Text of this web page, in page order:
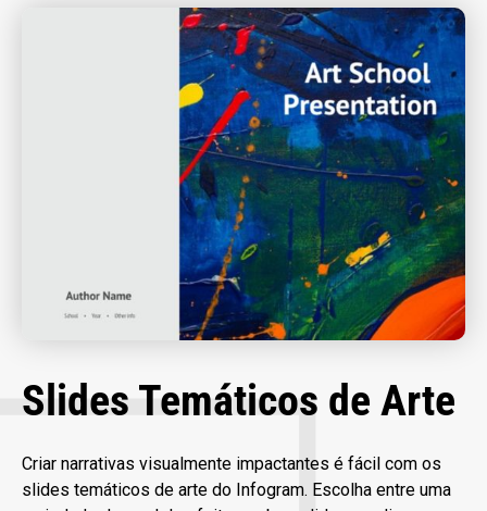
Slides Temáticos de Arte
Criar narrativas visualmente impactantes é fácil com os
slides temáticos de arte do Infogram. Escolha entre uma